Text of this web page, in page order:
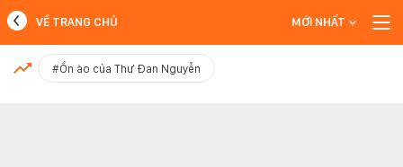
MỚI NHẤT
VỀ TRANG CHỦ MỚI NHẤT
#Ồn ào của Thư Đan Nguyễn